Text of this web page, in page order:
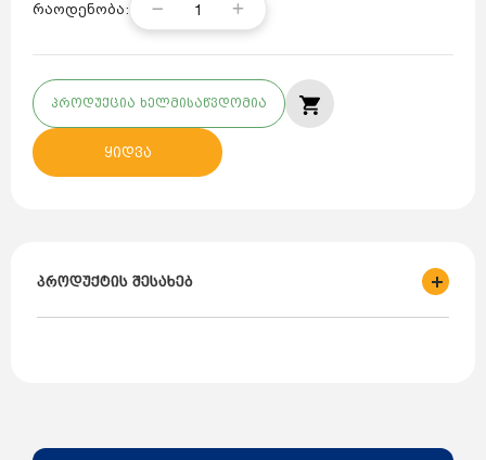
რაოდენობა: 1
პროდუქცია ხელმისაწვდომია
ყიდვა
პროდუქტის შესახებ